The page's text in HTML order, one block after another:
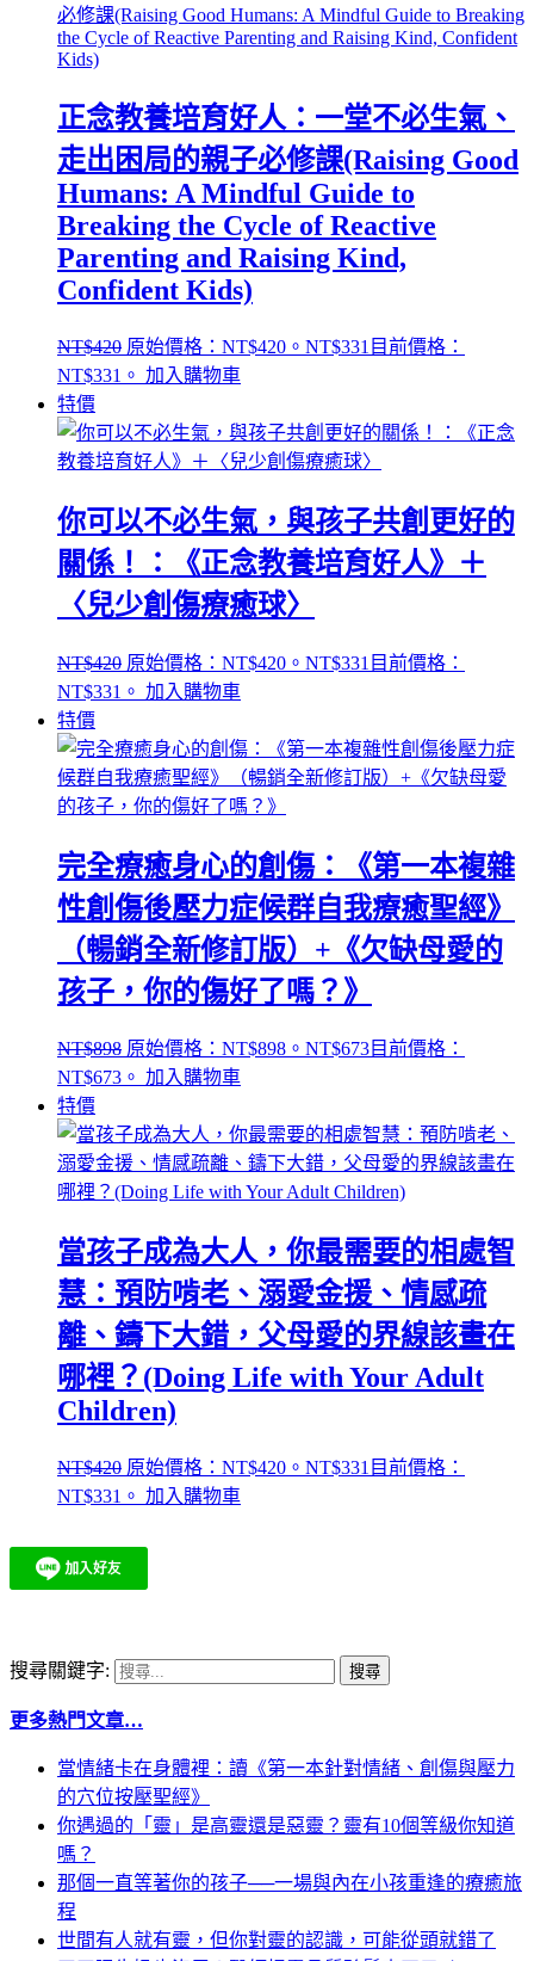
正念教養培育好人：一堂不必生氣、
走出困局的親子必修課(Raising Good
Humans: A Mindful Guide to
Breaking the Cycle of Reactive
Parenting and Raising Kind,
Confident Kids)
NT$420 原始價格：NT$420。 NT$331 目前價格：
NT$331。 加入購物車
特價
你可以不必生氣，與孩子共創更好的
關係！：《正念教養培育好人》＋
〈兒少創傷療癒球〉
NT$420 原始價格：NT$420。 NT$331 目前價格：
NT$331。 加入購物車
特價
完全療癒身心的創傷：《第一本複雜
性創傷後壓力症候群自我療癒聖經》
（暢銷全新修訂版）+《欠缺母愛的
孩子，你的傷好了嗎？》
NT$898 原始價格：NT$898。 NT$673目前價格：
NT$673。 加入購物車
特價
當孩子成為大人，你最需要的相處智
慧：預防啃老、溺愛金援、情感疏
離、鑄下大錯，父母愛的界線該畫在
哪裡？(Doing Life with Your Adult
Children)
NT$420 原始價格：NT$420。 NT$331 目前價格：
NT$331。 加入購物車
搜尋關鍵字:
更多熱門文章…
當情緒卡在身體裡：讀《第一本針對情緒、創傷與壓力
的穴位按壓聖經》
你遇過的「靈」是高靈還是惡靈？靈有10個等級你知道
嗎？
那個一直等著你的孩子──一場與內在小孩重逢的療癒旅
程
世間有人就有靈，但你對靈的認識，可能從頭就錯了